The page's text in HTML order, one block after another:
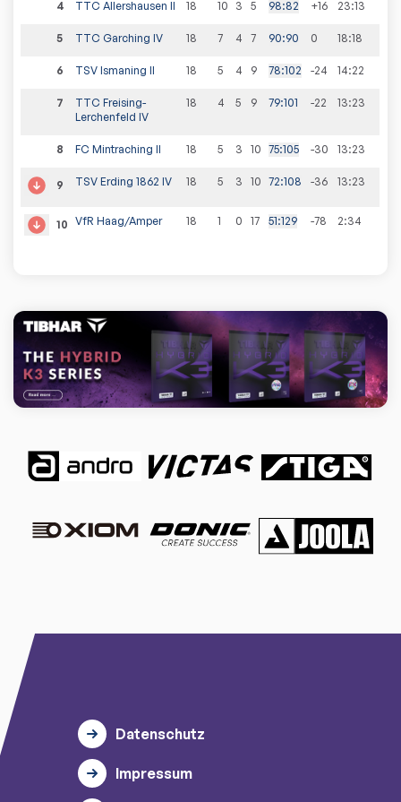
4 TTC Allershausen II 18 10 3 5 98:82 +16 23:13
5 TTC Garching IV 18 7 4 7 90:90 0 18:18
6 TSV Ismaning II 18 5 4 9 78:102 -24 14:22
7
TTC Freising-
Lerchenfeld IV
18 4 5 9 79:101 -22 13:23
8 FC Mintraching II 18 5 3 10 75:105 -30 13:23
9 TSV Erding 1862 IV 18 5 3 10 72:108 -36 13:23
10 VfR Haag/Amper 18 1 0 17 51:129 -78 2:34
Datenschutz
Impressum